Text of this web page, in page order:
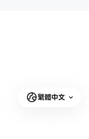
繁體中文